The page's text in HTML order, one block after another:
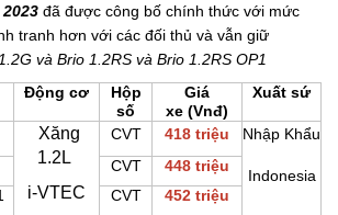
đã được công bố chính thức với mức
tranh hơn với các đối thủ và vẫn giữ
và Brio 1.2RS và Brio 1.2RS OP1
Động cơ
Hộp
số
Giá
xe (Vnđ)
Xuất sứ
Xăng
1.2L
i-VTEC
CVT 418 triệu Nhập Khẩu
Indonesia
CVT
448 triệu
CVT
452 triệu